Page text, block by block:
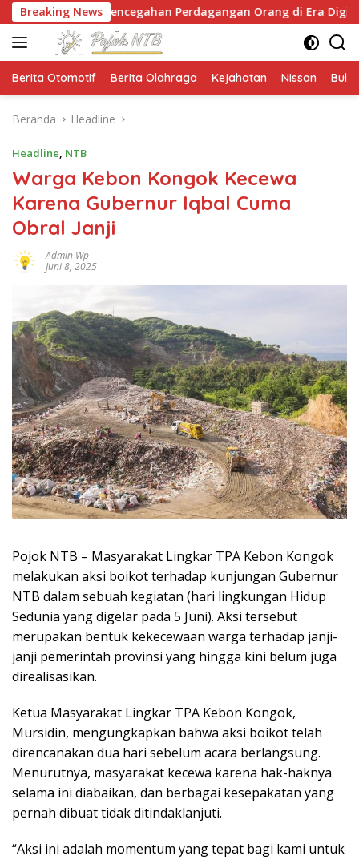
Langsung
ke
konten
Breaking News
Pencegahan Perdagangan Orang di Era Digital
Berita Otomotif Berita Olahraga Kejahatan Nissan
Beranda Headline
Headline, NTB
Warga Kebon Kongok Kecewa
Karena Gubernur Iqbal Cuma
Obral Janji
Admin Wp
Juni 8, 2025
Pojok NTB – Masyarakat Lingkar TPA Kebon Kongok
melakukan aksi boikot terhadap kunjungan Gubernur
NTB dalam sebuah kegiatan (hari lingkungan Hidup
Sedunia yang digelar pada 5 Juni). Aksi tersebut
merupakan bentuk kekecewaan warga terhadap janji-
janji pemerintah provinsi yang hingga kini belum juga
direalisasikan.
Ketua Masyarakat Lingkar TPA Kebon Kongok,
Mursidin, mengungkapkan bahwa aksi boikot telah
direncanakan dua hari sebelum acara berlangsung.
Menurutnya, masyarakat kecewa karena hak-haknya
selama ini diabaikan, dan berbagai kesepakatan yang
pernah dibuat tidak ditindaklanjuti.
“Aksi ini adalah momentum yang tepat bagi kami untuk